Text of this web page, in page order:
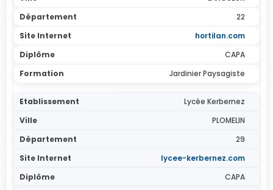
22
hortilan.com
CAPA
Jardinier Paysagiste
Lycée Kerbernez
PLOMELIN
29
lycee-kerbernez.com
CAPA